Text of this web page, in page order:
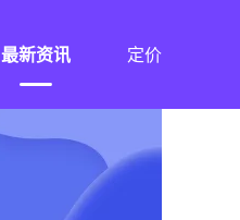
最新资讯 定价